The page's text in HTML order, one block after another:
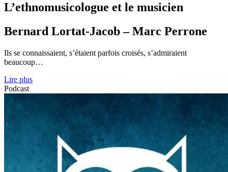
L’ethnomusicologue et le musicien
Bernard Lortat-Jacob – Marc Perrone
Ils se connaissaient, s’étaient parfois croisés, s’admiraient
beaucoup…
Lire plus
Podcast